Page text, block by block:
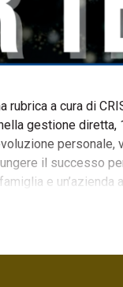
rubrica a cura di
gestione
il successo
e un’azienda